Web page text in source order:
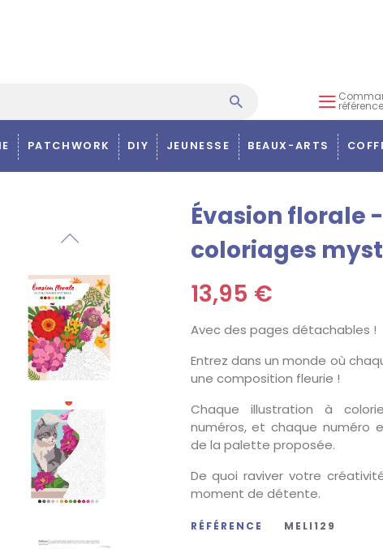
référence
PATCHWORK DIY JEUNESSE BEAUX-ARTS
Évasion florale
coloriages
13,95 €
Avec des pages détachables !
Entrez dans un monde où
une composition fleurie !
Chaque illustration à
numéros, et chaque numéro
de la palette proposée.
De quoi raviver votre
moment de détente.
RÉFÉRENCE MELI129